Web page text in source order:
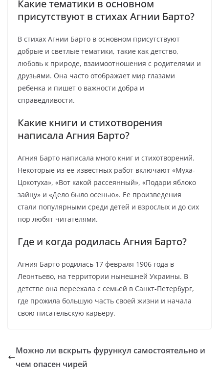
Какие тематики в основном
присутствуют в стихах Агнии Барто?
В стихах Агнии Барто в основном присутствуют
добрые и светлые тематики, такие как детство,
любовь к природе, взаимоотношения с родителями и
друзьями. Она часто отображает мир глазами
ребенка и пишет о важности добра и
справедливости.
Какие книги и стихотворения
написала Агния Барто?
Агния Барто написала много книг и стихотворений.
Некоторые из ее известных работ включают «Муха-
Цокотуха», «Вот какой рассеянный», «Подари яблоко
зайцу» и «Дело было осенью». Ее произведения
стали популярными среди детей и взрослых и до сих
пор любят читателями.
Где и когда родилась Агния Барто?
Агния Барто родилась 17 февраля 1906 года в
Леонтьево, на территории нынешней Украины. В
детстве она переехала с семьей в Санкт-Петербург,
где прожила большую часть своей жизни и начала
свою писательскую карьеру.
Можно ли вскрыть фурункул самостоятельно и
чем опасен чирей